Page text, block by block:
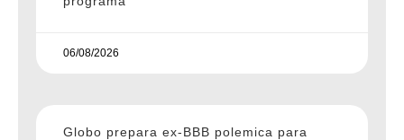
06/08/2026
Globo prepara ex-BBB polemica para